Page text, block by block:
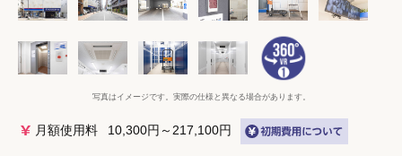
写真はイメージです。実際の仕様と異なる場合があります。
月額使用料 10,300円～217,100円